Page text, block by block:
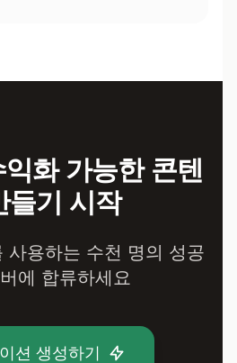
화 가능한 콘텐
들기 시작
사용하는 수천 명의 성공
에 합류하세요
션 생성하기